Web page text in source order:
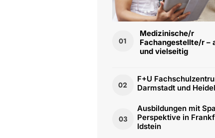
01
Medizinische/r
Fachangestellte/r –
und vielseitig
02
F+U
Darmstadt und
03
Ausbildungen mit
Perspektive in
Idstein